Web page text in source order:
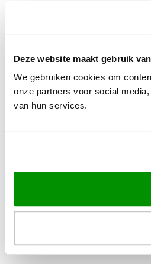
Deze website maakt gebruik
We gebruiken cookies om
onze partners voor social
van hun services.